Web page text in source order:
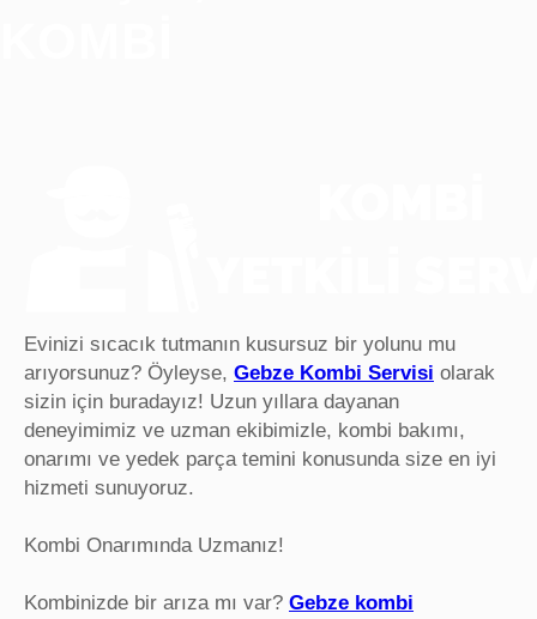
Evinizi sıcacık tutmanın kusursuz bir yolunu mu
arıyorsunuz? Öyleyse, Gebze Kombi Servisi olarak
sizin için buradayız! Uzun yıllara dayanan
deneyimimiz ve uzman ekibimizle, kombi bakımı,
onarımı ve yedek parça temini konusunda size en iyi
hizmeti sunuyoruz.
Kombi Onarımında Uzmanız!
Kombinizde bir arıza mı var? Gebze kombi